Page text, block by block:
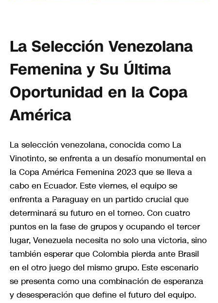
La Selección Venezolana
Femenina y Su Última
Oportunidad en la Copa
América
La selección venezolana, conocida como La
Vinotinto, se enfrenta a un desafío monumental en
la Copa América Femenina 2023 que se lleva a
cabo en Ecuador. Este viernes, el equipo se
enfrenta a Paraguay en un partido crucial que
determinará su futuro en el torneo. Con cuatro
puntos en la fase de grupos y ocupando el tercer
lugar, Venezuela necesita no solo una victoria, sino
también esperar que Colombia pierda ante Brasil
en el otro juego del mismo grupo. Este escenario
se presenta como una combinación de esperanza
y desesperación que define el futuro del equipo.